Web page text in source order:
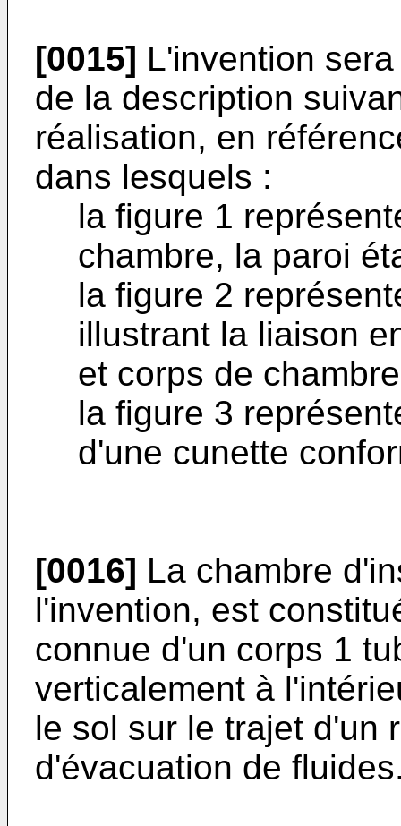
[0015] L'invention
de la description
réalisation, en
dans lesquels :
la figure 1
chambre, la paroi
la figure 2
illustrant la liaison
et corps de
la figure 3
d'une cunette
[0016] La chambre
l'invention, est
connue d'un corps 1
verticalement à
le sol sur le trajet d'un
d'évacuation de